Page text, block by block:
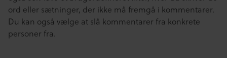
ord eller sætninger, der ikke må fremgå i kommentarer.
Du kan også vælge at slå kommentarer fra konkrete
personer fra.